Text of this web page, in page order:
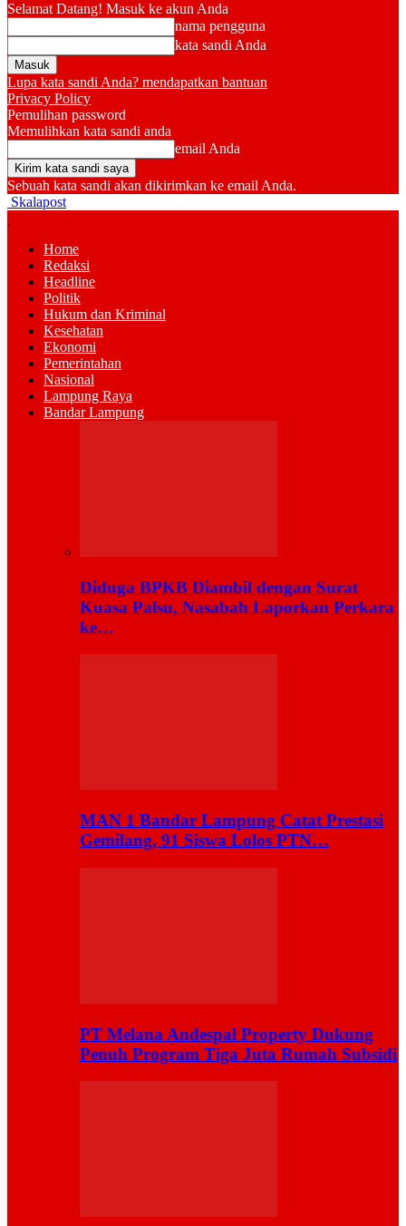
Selamat Datang! Masuk ke akun Anda
nama pengguna
kata sandi Anda
Lupa kata sandi Anda? mendapatkan bantuan
Privacy Policy
Pemulihan password
Memulihkan kata sandi anda
email Anda
Sebuah kata sandi akan dikirimkan ke email Anda.
Skalapost
Home
Redaksi
Headline
Politik
Hukum dan Kriminal
Kesehatan
Ekonomi
Pemerintahan
Nasional
Lampung Raya
Bandar Lampung
Diduga BPKB Diambil dengan Surat
Kuasa Palsu, Nasabah Laporkan Perkara
ke…
MAN 1 Bandar Lampung Catat Prestasi
Gemilang, 91 Siswa Lolos PTN…
PT Melana Andespal Property Dukung
Penuh Program Tiga Juta Rumah Subsidi